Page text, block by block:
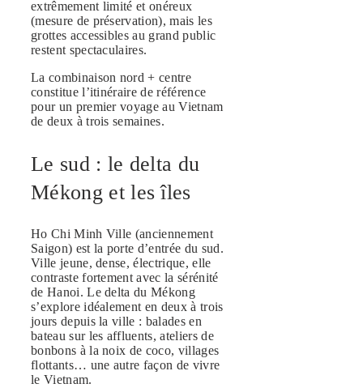
extrêmement limité et onéreux
(mesure de préservation), mais les
grottes accessibles au grand public
restent spectaculaires.
La combinaison nord + centre
constitue l’itinéraire de référence
pour un premier voyage au Vietnam
de deux à trois semaines.
Le sud : le delta du
Mékong et les îles
Ho Chi Minh Ville (anciennement
Saigon) est la porte d’entrée du sud.
Ville jeune, dense, électrique, elle
contraste fortement avec la sérénité
de Hanoi. Le delta du Mékong
s’explore idéalement en deux à trois
jours depuis la ville : balades en
bateau sur les affluents, ateliers de
bonbons à la noix de coco, villages
flottants… une autre façon de vivre
le Vietnam.